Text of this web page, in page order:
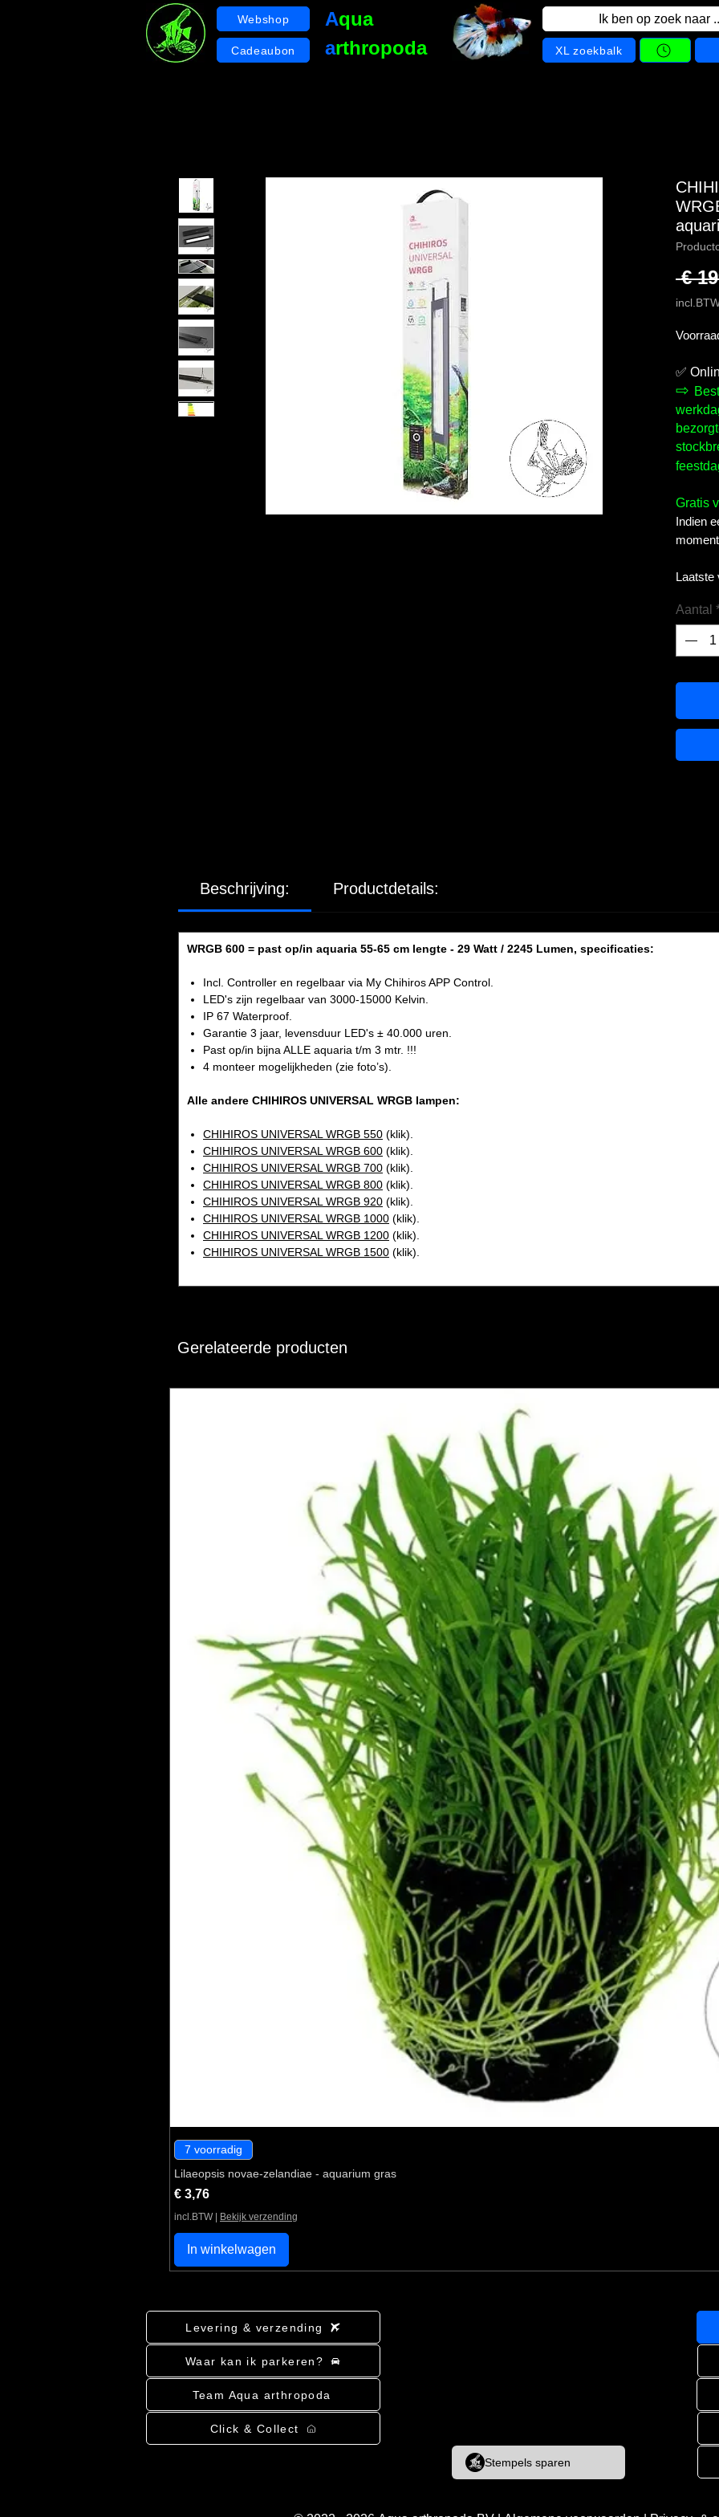
Webshop
Cadeaubon
Aqua
arthropoda
Ik ben op zoek naar
XL zoekbalk
€
✅
⇨
Gratis
Indien
Laatste
Aantal
Beschrijving: Productdetails:
WRGB 600 = past op/in aquaria 55-65 cm lengte - 29 Watt / 2245 Lumen, specificaties:
Incl. Controller en regelbaar via My Chihiros APP Control.
LED's zijn regelbaar van 3000-15000 Kelvin.
IP 67 Waterproof.
Garantie 3 jaar, levensduur LED's ± 40.000 uren.
Past op/in bijna ALLE aquaria t/m 3 mtr. !!!
4 monteer mogelijkheden (zie foto’s).
Alle andere CHIHIROS UNIVERSAL WRGB lampen:
CHIHIROS UNIVERSAL WRGB 550 (klik).
CHIHIROS UNIVERSAL WRGB 600 (klik).
CHIHIROS UNIVERSAL WRGB 700 (klik).
CHIHIROS UNIVERSAL WRGB 800 (klik).
CHIHIROS UNIVERSAL WRGB 920 (klik).
CHIHIROS UNIVERSAL WRGB 1000 (klik).
CHIHIROS UNIVERSAL WRGB 1200 (klik).
CHIHIROS UNIVERSAL WRGB 1500 (klik).
Gerelateerde producten
7 voorradig
Lilaeopsis novae-zelandiae - aquarium gras
Prijs
€ 3,76
incl.BTW Bekijk verzending
In winkelwagen
Levering & verzending
Waar kan ik parkeren?
Team Aqua arthropoda
Click & Collect
Stempels sparen